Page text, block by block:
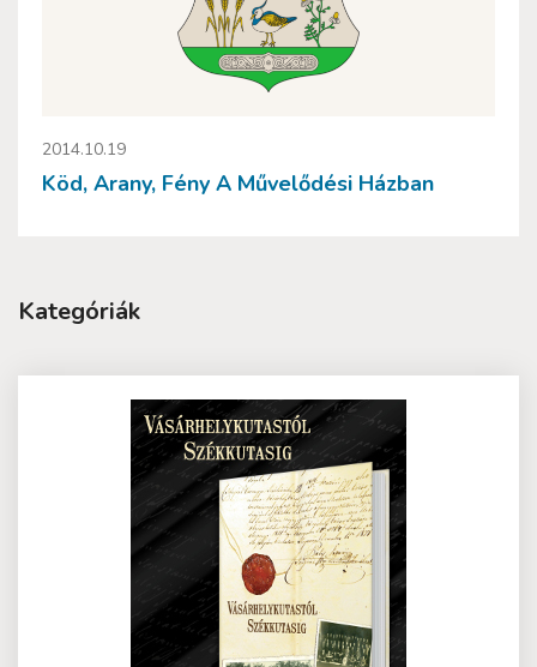
2014.10.19
Köd, Arany, Fény A Művelődési Házban
Kategóriák